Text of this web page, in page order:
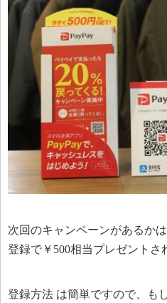
次回のキャンペーンがあるか
登録で￥500相当プレゼントさ
登録方法 は簡単ですので、も